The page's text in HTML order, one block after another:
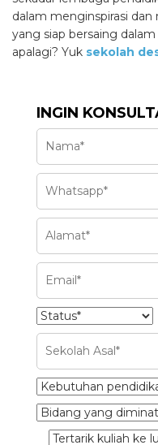
dalam menginspirasi
yang siap bersaing
apalagi? Yuk sekolah
INGIN